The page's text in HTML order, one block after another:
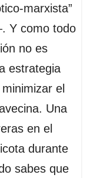
marxista”
Y como todo
no es
estrategia
el
Una
en el
durante
sabes que